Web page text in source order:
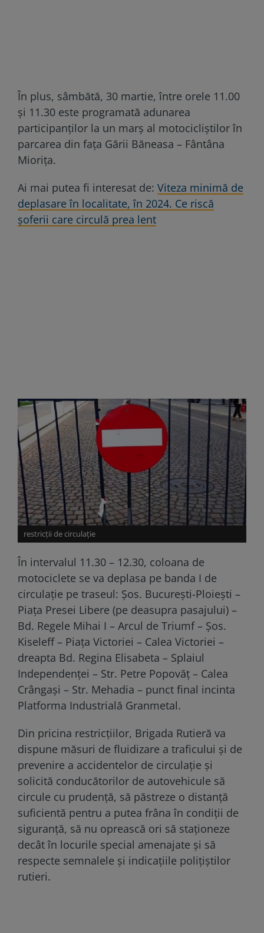
În plus, sâmbătă, 30 martie, între orele 11.00
și 11.30 este programată adunarea
participanţilor la un marș al motocicliștilor în
parcarea din faţa Gării Băneasa – Fântâna
Mioriţa.
Ai mai putea fi interesat de: Viteza minimă de
deplasare în localitate, în 2024. Ce riscă
șoferii care circulă prea lent
restricții de circulație
În intervalul 11.30 – 12.30, coloana de
motociclete se va deplasa pe banda I de
circulaţie pe traseul: Şos. Bucureşti-Ploieşti –
Piaţa Presei Libere (pe deasupra pasajului) –
Bd. Regele Mihai I – Arcul de Triumf – Şos.
Kiseleff – Piaţa Victoriei – Calea Victoriei –
dreapta Bd. Regina Elisabeta – Splaiul
Independenţei – Str. Petre Popovăţ – Calea
Crângaşi – Str. Mehadia – punct final incinta
Platforma Industrială Granmetal.
Din pricina restricțiilor, Brigada Rutieră va
dispune măsuri de fluidizare a traficului şi de
prevenire a accidentelor de circulaţie şi
solicită conducătorilor de autovehicule să
circule cu prudenţă, să păstreze o distanţă
suficientă pentru a putea frâna în condiţii de
siguranţă, să nu oprească ori să staţioneze
decât în locurile special amenajate şi să
respecte semnalele şi indicaţiile poliţiştilor
rutieri.